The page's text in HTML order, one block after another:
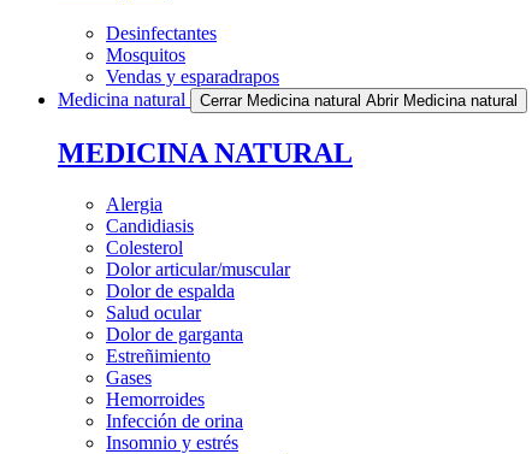
Desinfectantes
Mosquitos
Vendas y esparadrapos
Medicina natural
Cerrar Medicina natural Abrir Medicina natural
MEDICINA NATURAL
Alergia
Candidiasis
Colesterol
Dolor articular/muscular
Dolor de espalda
Salud ocular
Dolor de garganta
Estreñimiento
Gases
Hemorroides
Infección de orina
Insomnio y estrés